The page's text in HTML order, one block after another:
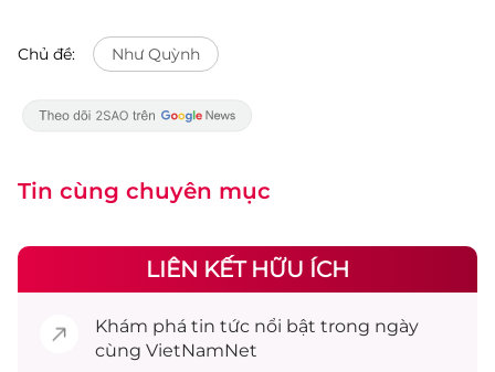
Chủ đề: Như Quỳnh
Tin cùng chuyên mục
LIÊN KẾT HỮU ÍCH
Khám phá tin tức nổi bật trong ngày
cùng VietNamNet